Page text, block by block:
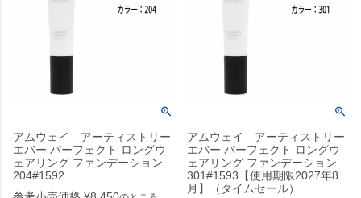
アムウェイ アーティストリー
エバー パーフェクト ロングウ
ェアリング ファンデーション
204#1592
アムウェイ アーティストリー
エバー パーフェクト ロングウ
ェアリング ファンデーション
301#1593【使用期限2027年8
月】（タイムセール）